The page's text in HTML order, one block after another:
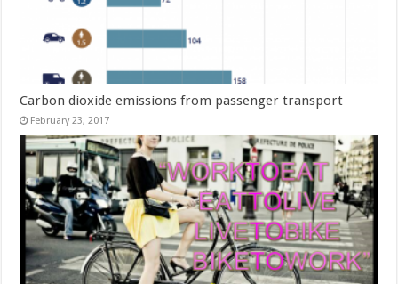
Carbon dioxide emissions from passenger transport
February 23, 2017